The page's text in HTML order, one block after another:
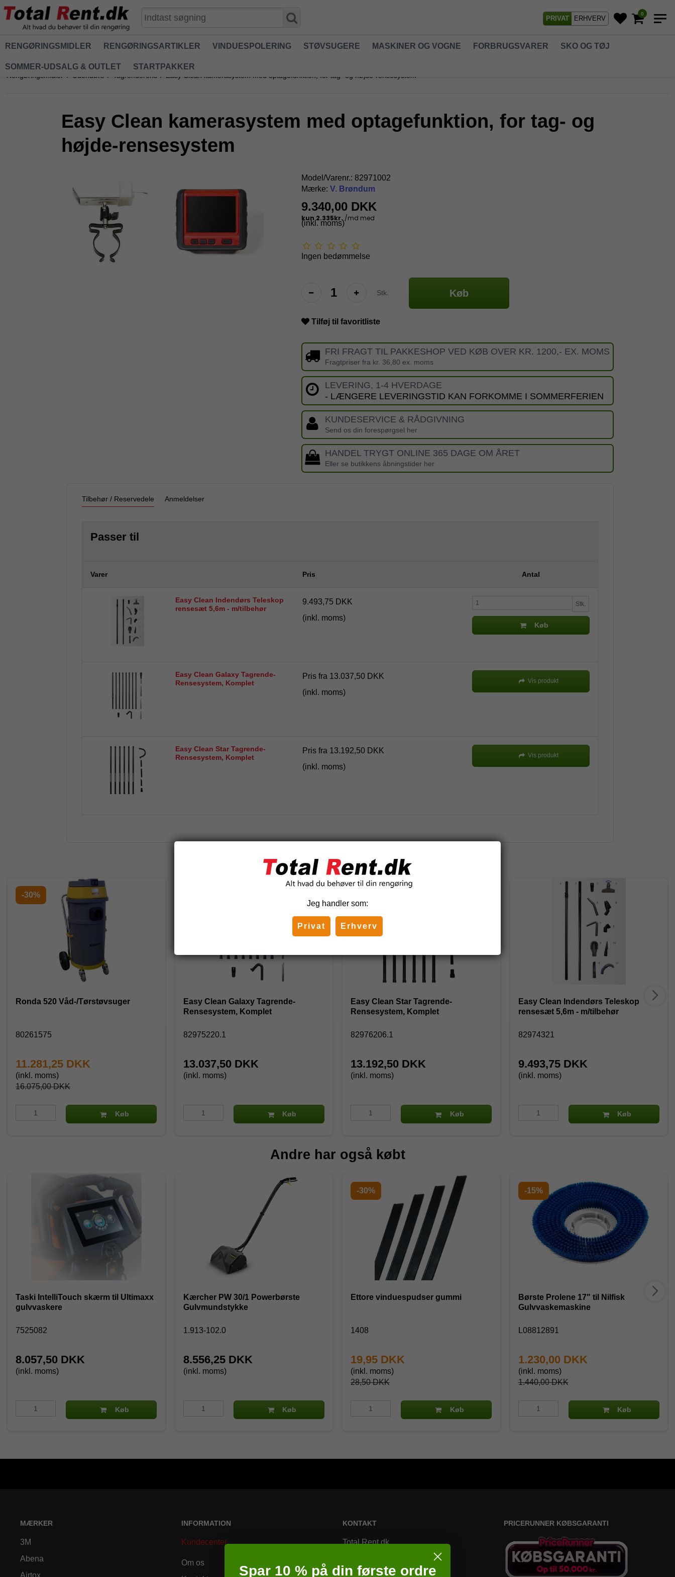
PRIVAT ERHVERV
0
RENGØRINGSMIDLER RENGØRINGSARTIKLER VINDUESPOLERING STØVSUGERE MASKINER OG VOGNE FORBRUGSVARER SKO OG TØJ
SOMMER-UDSALG & OUTLET STARTPAKKER
Rengøringsmidler / Udendørs / Tagrenderens / Easy Clean kamerasystem med optagefunktion, for tag- og højde-rensesystem
Easy Clean kamerasystem med optagefunktion, for tag- og
højde-rensesystem
Model/Varenr.: 82971002
Mærke: V. Brøndum
9.340,00 DKK
(inkl. moms)
Ingen bedømmelse
Stk. Køb
Tilføj til favoritliste
FRI FRAGT TIL PAKKESHOP VED KØB OVER KR. 1200,- EX. MOMS
Fragtpriser fra kr. 36,80 ex. moms
LEVERING, 1-4 HVERDAGE
- LÆNGERE LEVERINGSTID KAN FORKOMME I SOMMERFERIEN
KUNDESERVICE & RÅDGIVNING
Send os din forespørgsel her
HANDEL TRYGT ONLINE 365 DAGE OM ÅRET
Eller se butikkens åbningstider her
Tilbehør / Reservedele Anmeldelser
Passer til
Varer Pris Antal
Easy Clean Indendørs Teleskop
rensesæt 5,6m - m/tilbehør
9.493,75 DKK
(inkl. moms)
Stk.
Køb
Easy Clean Galaxy Tagrende-
Rensesystem, Komplet
Pris fra 13.037,50 DKK
(inkl. moms)
Vis produkt
Easy Clean Star Tagrende-
Rensesystem, Komplet
Pris fra 13.192,50 DKK
(inkl. moms)
Vis produkt
Relaterede produkter
-30%
Ronda 520 Våd-/Tørstøvsuger
80261575
16.075,00 DKK
11.281,25 DKK
(inkl. moms)
Køb
Easy Clean Galaxy Tagrende-
Rensesystem, Komplet
82975220.1
13.037,50 DKK
(inkl. moms)
Køb
Easy Clean Star Tagrende-
Rensesystem, Komplet
82976206.1
13.192,50 DKK
(inkl. moms)
Køb
Easy Clean Indendørs Teleskop
rensesæt 5,6m - m/tilbehør
82974321
9.493,75 DKK
(inkl. moms)
Køb
Andre har også købt
Taski IntelliTouch skærm til Ultimaxx
gulvvaskere
7525082
8.057,50 DKK
(inkl. moms)
Køb
Kærcher PW 30/1 Powerbørste
Gulvmundstykke
1.913-102.0
8.556,25 DKK
(inkl. moms)
Køb
-30%
Ettore vinduespudser gummi
1408
28,50 DKK
19,95 DKK
(inkl. moms)
Køb
-15%
Børste Prolene 17" til Nilfisk
Gulvvaskemaskine
L08812891
1.440,00 DKK
1.230,00 DKK
(inkl. moms)
Køb
MÆRKER
3M
Abena
INFORMATION
Kundecenter
Om os
KONTAKT
Total Rent.dk
PRICERUNNER KØBSGARANTI
Jeg handler som:
Privat Erhverv
Spar 10 % på din første ordre